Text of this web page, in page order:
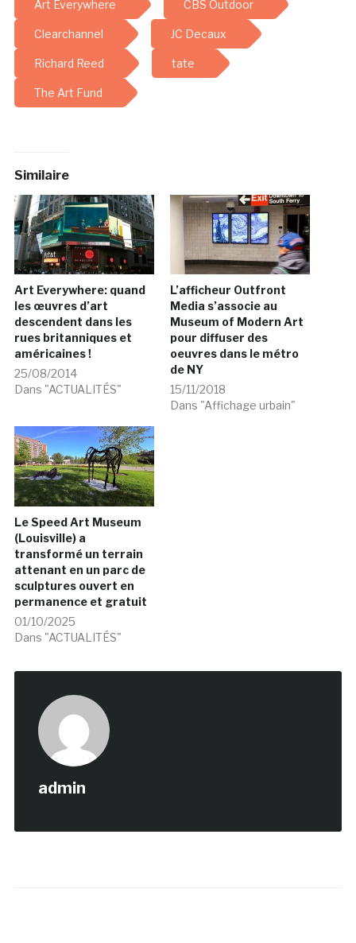
Art Everywhere CBS Outdoor
Clearchannel JC Decaux
Richard Reed tate
The Art Fund
Similaire
Art Everywhere: quand
les œuvres d’art
descendent dans les
rues britanniques et
américaines !
25/08/2014
Dans "ACTUALITÉS"
L’afficheur Outfront
Media s’associe au
Museum of Modern Art
pour diffuser des
oeuvres dans le métro
de NY
15/11/2018
Dans "Affichage urbain"
Le Speed Art Museum
(Louisville) a
transformé un terrain
attenant en un parc de
sculptures ouvert en
permanence et gratuit
01/10/2025
Dans "ACTUALITÉS"
admin